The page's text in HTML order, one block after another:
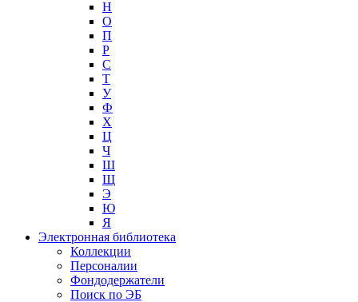
Н
О
П
Р
С
Т
У
Ф
Х
Ц
Ч
Ш
Щ
Э
Ю
Я
Электронная библиотека
Коллекции
Персоналии
Фондодержатели
Поиск по ЭБ